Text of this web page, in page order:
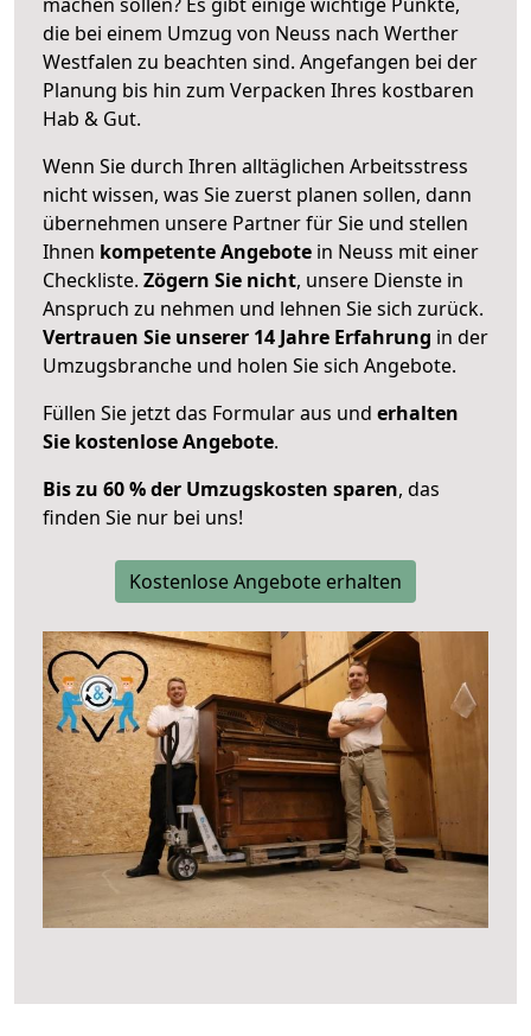
die bei einem Umzug von Neuss nach Werther
Westfalen zu beachten sind. Angefangen bei der
Planung bis hin zum Verpacken Ihres kostbaren
Hab & Gut.
Wenn Sie durch Ihren alltäglichen Arbeitsstress
nicht wissen, was Sie zuerst planen sollen, dann
übernehmen unsere Partner für Sie und stellen
Ihnen kompetente Angebote in Neuss mit einer
Checkliste. Zögern Sie nicht, unsere Dienste in
Anspruch zu nehmen und lehnen Sie sich zurück.
Vertrauen Sie unserer 14 Jahre Erfahrung in der
Umzugsbranche und holen Sie sich Angebote.
Füllen Sie jetzt das Formular aus und erhalten
Sie kostenlose Angebote.
Bis zu 60 % der Umzugskosten sparen, das
finden Sie nur bei uns!
Kostenlose Angebote erhalten